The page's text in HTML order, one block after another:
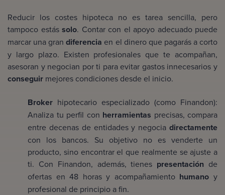
Reducir los costes hipoteca no es tarea sencilla, pero
tampoco estás solo. Contar con el apoyo adecuado puede
marcar una grandiferencia en el dinero que pagarás a corto
y largo plazo. Existen profesionales que te acompañan,
asesoran y negocian por ti para evitar gastos innecesarios y
conseguir mejores condiciones desde el inicio.
Broker hipotecario especializado (como Finandon):
Analiza tu perfil con herramientas precisas, compara
entre decenas de entidades y negocia directamente
con los bancos. Su objetivo no es venderte un
producto, sino encontrar el que realmente se ajuste a
ti. Con Finandon, además, tienes presentación de
ofertas en 48 horas y acompañamiento humano y
profesional de principio a fin.